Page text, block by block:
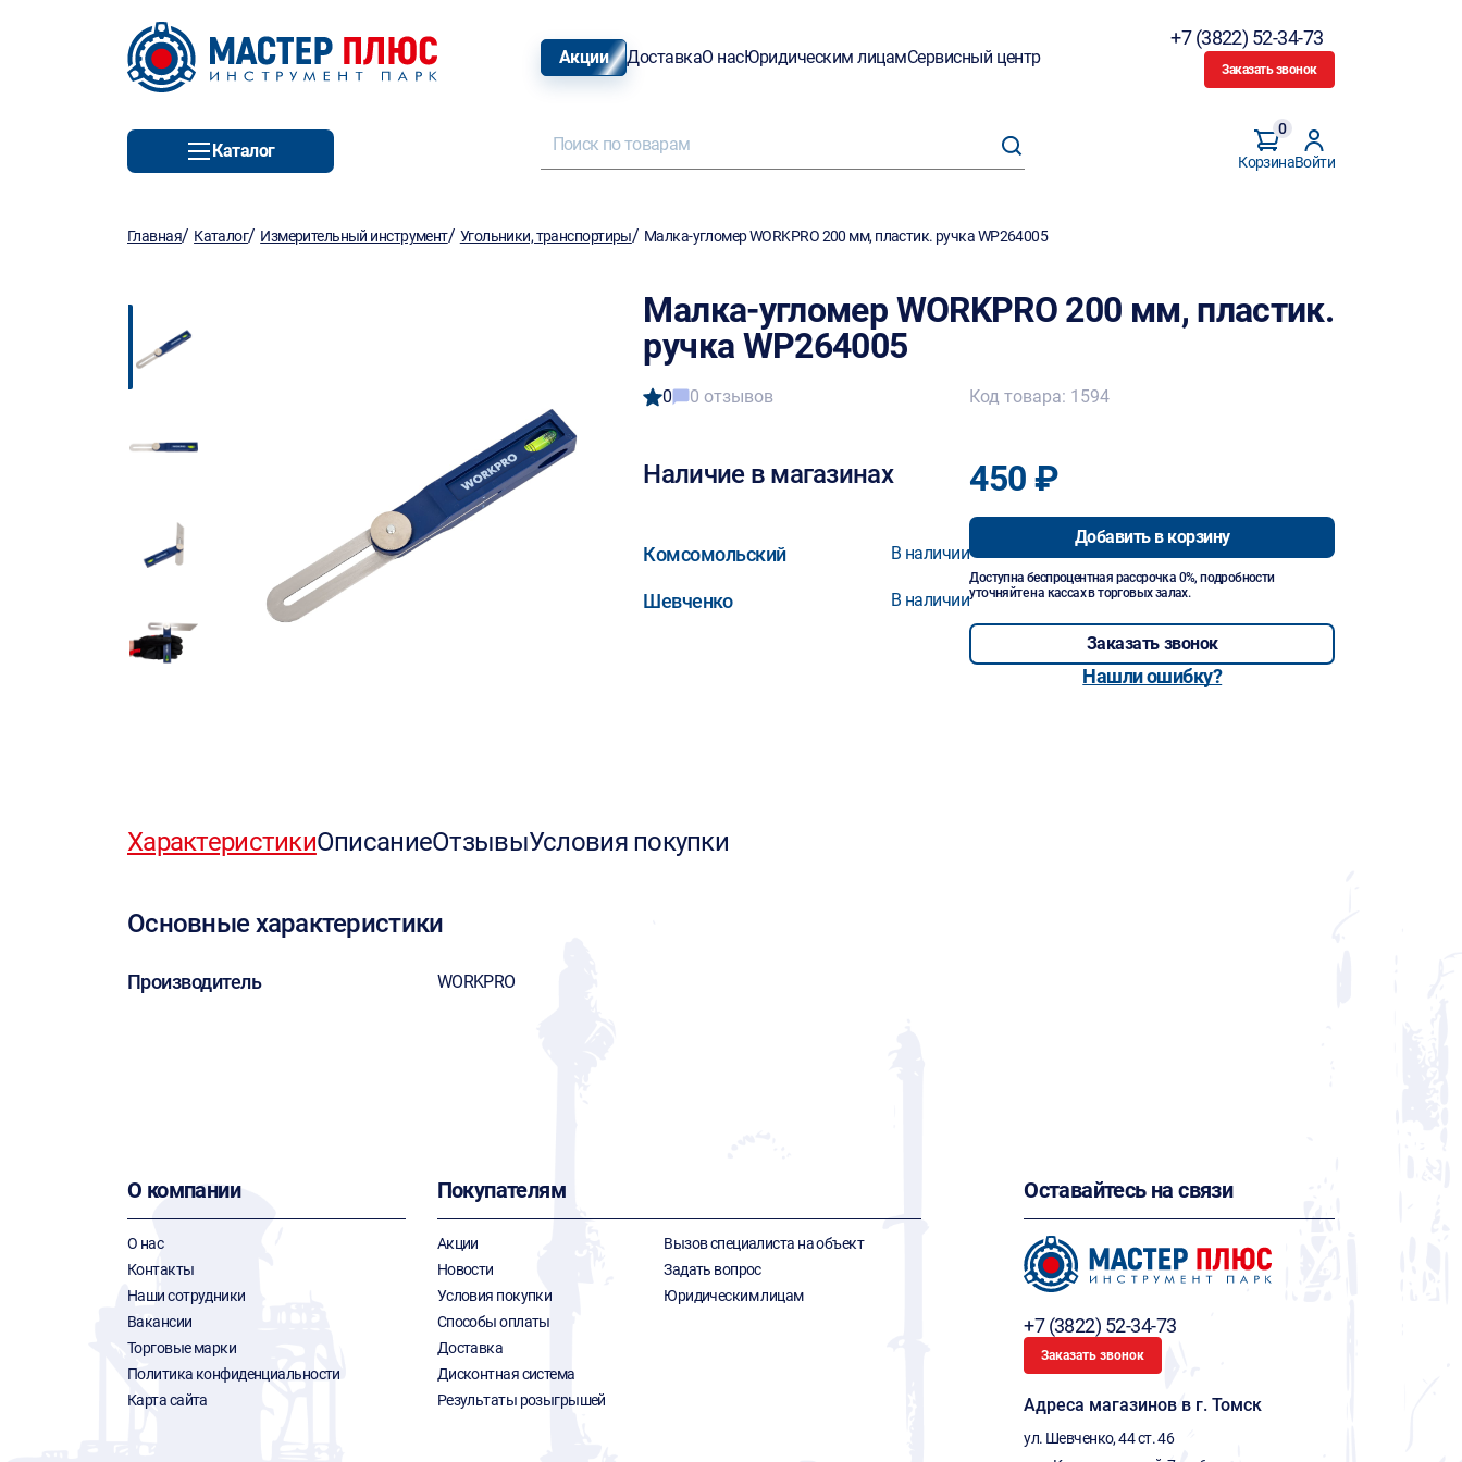
Акции ДоставкаО насЮридическим лицамСервисный центр
+7 (3822) 52-34-73
Заказать звонок
Каталог
Корзина
0
Войти
Главная/ Каталог/ Измерительный инструмент/ Угольники, транспортиры/ Малка-угломер WORKPRO 200 мм, пластик. ручка WP264005
Малка-угломер WORKPRO 200 мм, пластик.
ручка WP264005
0 0 отзывов
Наличие в магазинах
Комсомольский В наличии
Шевченко В наличии
Код товара: 1594
450 ₽
Добавить в корзину
Доступна беспроцентная рассрочка 0%, подробности
уточняйте на кассах в торговых залах.
Заказать звонок
Нашли ошибку?
ХарактеристикиОписаниеОтзывыУсловия покупки
Основные характеристики
Производитель WORKPRO
О компании
О нас
Контакты
Наши сотрудники
Вакансии
Торговые марки
Политика конфиденциальности
Карта сайта
Покупателям
Акции
Новости
Условия покупки
Способы оплаты
Доставка
Дисконтная система
Результаты розыгрышей
Вызов специалиста на объект
Задать вопрос
Юридическим лицам
Оставайтесь на связи
+7 (3822) 52-34-73
Заказать звонок
Адреса магазинов в г. Томск
ул. Шевченко, 44 ст. 46